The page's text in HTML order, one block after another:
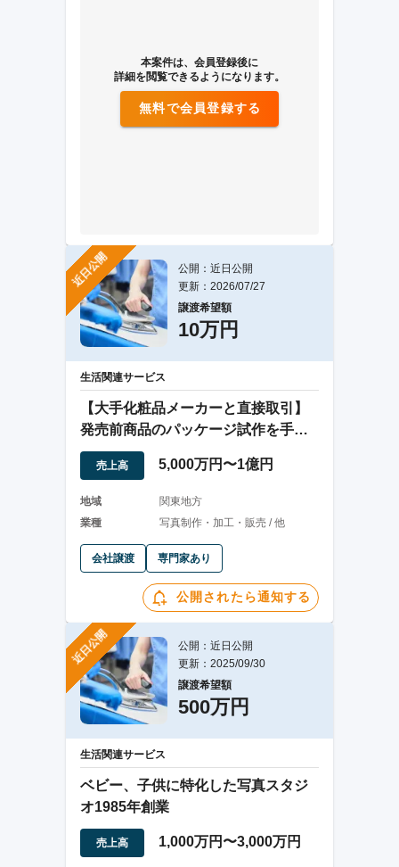
本案件は、会員登録後に
詳細を閲覧できるようになります。
無料で会員登録する
近日公開
公開：近日公開
更新：2026/07/27
譲渡希望額
10万円
生活関連サービス
【大手化粧品メーカーと直接取引】
発売前商品のパッケージ試作を手が
ける老舗制作会社
売上高 5,000万円〜1億円
地域
関東地方
業種
写真制作・加工・販売 / 他
会社譲渡 専門家あり
公開されたら通知する
近日公開
公開：近日公開
更新：2025/09/30
譲渡希望額
500万円
生活関連サービス
ベビー、子供に特化した写真スタジ
オ1985年創業
売上高 1,000万円〜3,000万円